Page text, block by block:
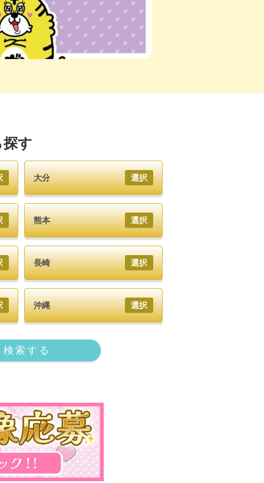
す
大分 選択
熊本 選択
長崎 選択
沖縄 選択
検索する